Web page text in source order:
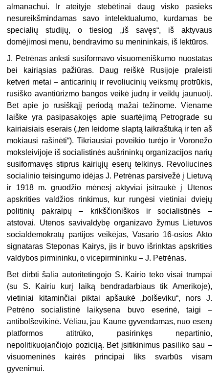
almanachui. Ir ateityje stebėtinai daug visko pasieks
nesureikšmindamas savo intelektualumo, kurdamas be
specialių studijų, o tiesiog „iš savęs“, iš aktyvaus
domėjimosi menu, bendravimo su menininkais, iš lektūros.
J. Petrėnas anksti susiformavo visuomeniškumo nuostatas
bei kairiąsias pažiūras. Daug reiškė Rusijoje praleisti
ketveri metai – anticarinių ir revoliucinių veiksmų protrūkis,
rusiško avantiūrizmo bangos veikė judrų ir veiklų jaunuolį.
Bet apie jo rusiškąjį periodą mažai težinome. Viename
laiške yra pasipasakojęs apie suartėjimą Petrograde su
kairiaisiais eserais („ten leidome slaptą laikraštuką ir ten aš
mokiausi rašinėti“). Tikriausiai poveikio turėjo ir Voronežo
moksleivijoje iš socialistinės aušrininkų organizacijos narių
susiformavęs stiprus kairiųjų eserų telkinys. Revoliucines
socialinio teisingumo idėjas J. Petrėnas parsivežė į Lietuvą
ir 1918 m. gruodžio mėnesį aktyviai įsitraukė į Utenos
apskrities valdžios rinkimus, kur rungėsi vietiniai dviejų
politinių pakraipų – krikščioniškos ir socialistinės –
atstovai. Utenos savivaldybę organizavo žymus Lietuvos
socialdemokratų partijos veikėjas, Vasario 16-osios Akto
signataras Steponas Kairys, jis ir buvo išrinktas apskrities
valdybos pirmininku, o vicepirmininku – J. Petrėnas.
Bet dirbti šalia autoritetingojo S. Kairio teko visai trumpai
(su S. Kairiu kurį laiką bendradarbiaus tik Amerikoje),
vietiniai kitaminčiai piktai apšaukė „bolševiku“, nors J.
Petrėno socialistinė laikysena buvo eserinė, taigi –
antibolševikinė. Vėliau, jau Kaune gyvendamas, nuo eserų
platformos atitrūko, pasirinkęs nepartinio,
nepolitikuojančiojo poziciją. Bet įsitikinimus pasiliko sau –
visuomeninės kairės principai liks svarbūs visam
gyvenimui.